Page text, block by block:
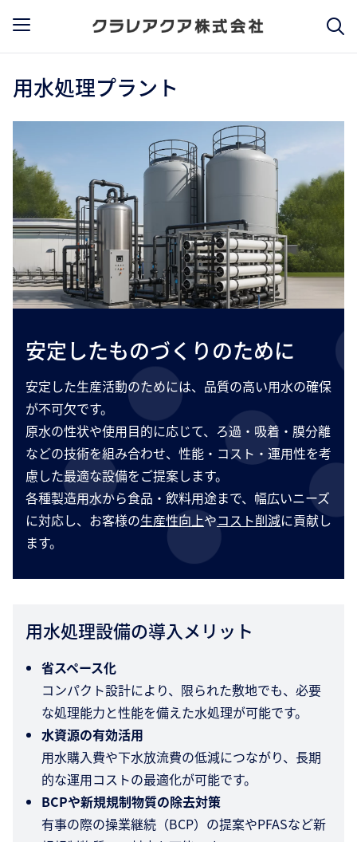
用水処理プラント
安定したものづくりのために
安定した生産活動のためには、品質の高い用水の確保
が不可欠です。
原水の性状や使用目的に応じて、ろ過・吸着・膜分離
などの技術を組み合わせ、性能・コスト・運用性を考
慮した最適な設備をご提案します。
各種製造用水から食品・飲料用途まで、幅広いニーズ
に対応し、お客様の生産性向上やコスト削減に貢献し
ます。
用水処理設備の導入メリット
省スペース化
コンパクト設計により、限られた敷地でも、必要
な処理能力と性能を備えた水処理が可能です。
水資源の有効活用
用水購入費や下水放流費の低減につながり、長期
的な運用コストの最適化が可能です。
BCPや新規規制物質の除去対策
有事の際の操業継続（BCP）の提案やPFASなど新